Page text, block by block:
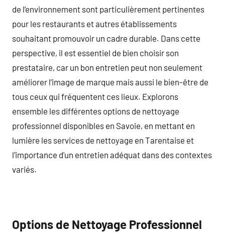
de l’environnement sont particulièrement pertinentes
pour les restaurants et autres établissements
souhaitant promouvoir un cadre durable. Dans cette
perspective, il est essentiel de bien choisir son
prestataire, car un bon entretien peut non seulement
améliorer l’image de marque mais aussi le bien-être de
tous ceux qui fréquentent ces lieux. Explorons
ensemble les différentes options de nettoyage
professionnel disponibles en Savoie, en mettant en
lumière les services de nettoyage en Tarentaise et
l’importance d’un entretien adéquat dans des contextes
variés.
Options de Nettoyage Professionnel